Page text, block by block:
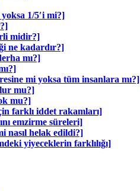
1/5′i mi?]
midir?]
ne kadardır?]
mı?]
mi yoksa tüm insanlara mı?]
mu?]
mu?]
farklı iddet rakamları]
emzirme süreleri]
nasıl helak edildi?]
yiyeceklerin farklılığı]